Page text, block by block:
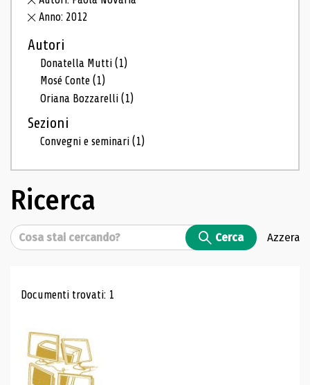
Anno: 2012
Autori
Donatella Mutti(1)
Mosé Conte(1)
Oriana Bozzarelli(1)
Sezioni
Convegni e seminari(1)
Ricerca
Cerca Cerca Azzera
Risultati di ricerca
Documenti trovati: 1